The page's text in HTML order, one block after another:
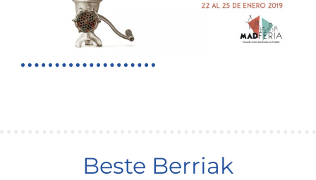
Beste Berriak